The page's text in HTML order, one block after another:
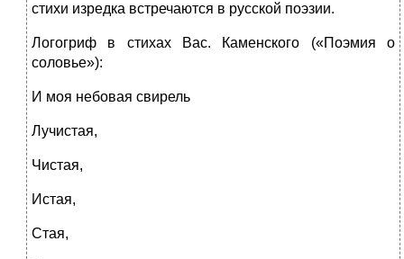
стихи изредка встречаются в русской поэзии.
Логогриф в стихах Вас. Каменского («Поэмия о
соловье»):
И моя небовая свирель
Лучистая,
Чистая,
Истая,
Стая,